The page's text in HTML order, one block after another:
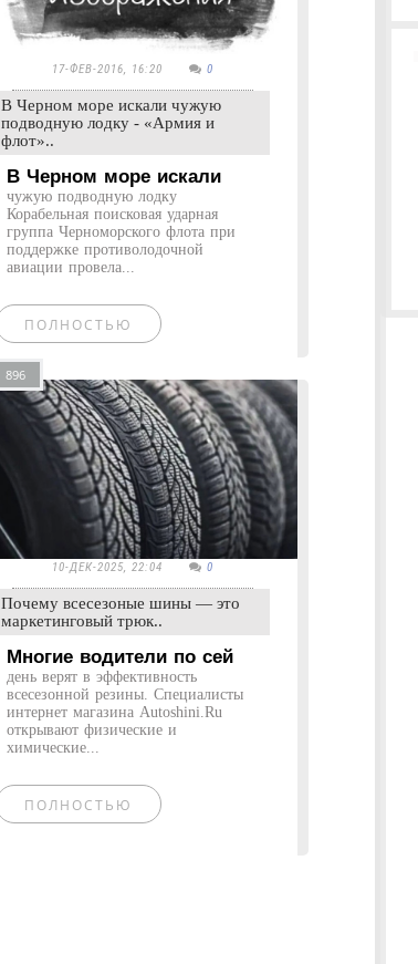
17-ФЕВ-2016, 16:20 0
В Черном море искали чужую
подводную лодку - «Армия и
флот»..
В Черном море искали
чужую подводную лодку
Корабельная поисковая ударная
группа Черноморского флота при
поддержке противолодочной
авиации провела...
ПОЛНОСТЬЮ
896
10-ДЕК-2025, 22:04 0
Почему всесезоные шины — это
маркетинговый трюк..
Многие водители по сей
день верят в эффективность
всесезонной резины. Специалисты
интернет магазина Autoshini.Ru
открывают физические и
химические...
ПОЛНОСТЬЮ